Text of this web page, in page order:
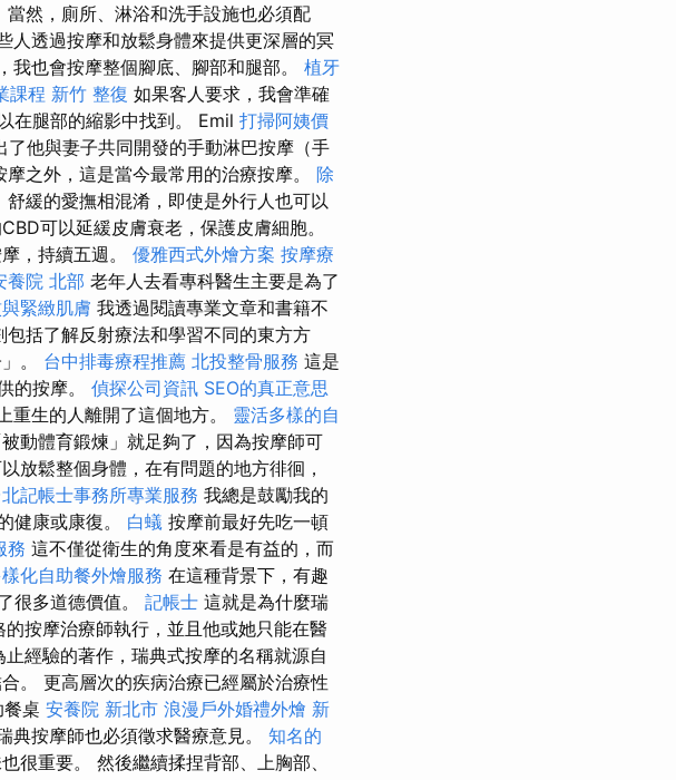
然，廁所、淋浴和洗手設施也必須配
人透過按摩和放鬆身體來提供更深層的冥
我也會按摩整個腳底、腳部和腿部。 植牙
課程 新竹 整復 如果客人要求，我會準確
在腿部的縮影中找到。 Emil 打掃阿姨價
了他與妻子共同開發的手動淋巴按摩（手
摩之外，這是當今最常用的治療按摩。 除
緩的愛撫相混淆，即使是外行人也可以
可以延緩皮膚衰老，保護皮膚細胞。
，持續五週。 優雅西式外燴方案 按摩療
養院 北部 老年人去看專科醫生主要是為了
緊緻肌膚 我透過閱讀專業文章和書籍不
包括了解反射療法和學習不同的東方方
。 台中排毒療程推薦 北投整骨服務 這是
的按摩。 偵探公司資訊 SEO的真正意思
重生的人離開了這個地方。 靈活多樣的自
動體育鍛煉」就足夠了，因為按摩師可
放鬆整個身體，在有問題的地方徘徊，
記帳士事務所專業服務 我總是鼓勵我的
健康或康復。 白蟻 按摩前最好先吃一頓
務 這不僅從衛生的角度來看是有益的，而
化自助餐外燴服務 在這種背景下，有趣
很多道德價值。 記帳士 這就是為什麼瑞
按摩治療師執行，並且他或她只能在醫
經驗的著作，瑞典式按摩的名稱就源自
。 更高層次的疾病治療已經屬於治療性
桌 安養院 新北市 浪漫戶外婚禮外燴 新
典按摩師也必須徵求醫療意見。 知名的
很重要。 然後繼續揉捏背部、上胸部、